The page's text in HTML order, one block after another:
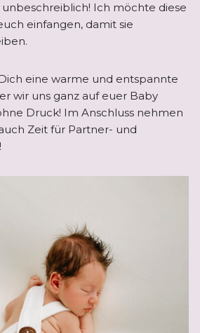
Ich möchte diese
einfangen, damit sie
eine warme und entspannte
wir uns ganz auf euer Baby
Druck! Im Anschluss nehmen
Zeit für Partner- und